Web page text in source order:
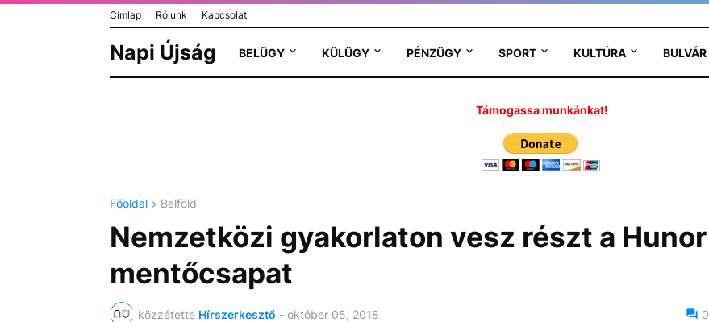
Címlap Rólunk Kapcsolat
Napi Újság BELÜGY KÜLÜGY PÉNZÜGY SPORT KULTÚRA BULVÁR
Támogassa munkánkat!
Főoldal Belföld
Nemzetközi gyakorlaton vesz részt a Hunor
mentőcsapat
közzétette Hírszerkesztő - október 05, 2018 0